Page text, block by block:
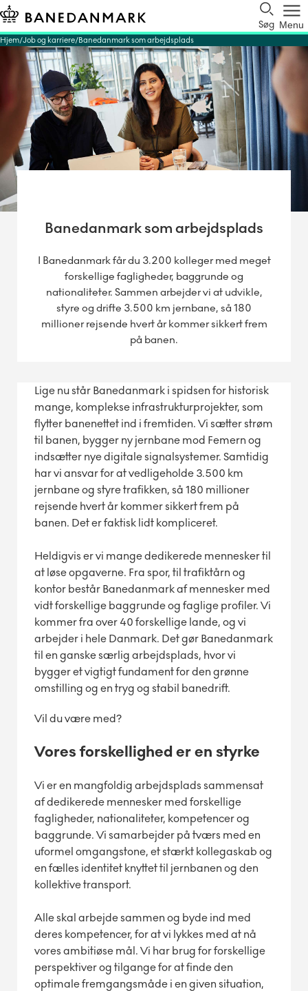
Søg Menu
Hjem Job og karriere Banedanmark som arbejdsplads
Banedanmark som arbejdsplads
I Banedanmark får du 3.200 kolleger med meget
forskellige fagligheder, baggrunde og
nationaliteter. Sammen arbejder vi at udvikle,
styre og drifte 3.500 km jernbane, så 180
millioner rejsende hvert år kommer sikkert frem
på banen.
Lige nu står Banedanmark i spidsen for historisk
mange, komplekse infrastrukturprojekter, som
flytter banenettet ind i fremtiden. Vi sætter strøm
til banen, bygger ny jernbane mod Femern og
indsætter nye digitale signalsystemer. Samtidig
har vi ansvar for at vedligeholde 3.500 km
jernbane og styre trafikken, så 180 millioner
rejsende hvert år kommer sikkert frem på
banen. Det er faktisk lidt kompliceret.
Heldigvis er vi mange dedikerede mennesker til
at løse opgaverne. Fra spor, til trafiktårn og
kontor består Banedanmark af mennesker med
vidt forskellige baggrunde og faglige profiler. Vi
kommer fra over 40 forskellige lande, og vi
arbejder i hele Danmark. Det gør Banedanmark
til en ganske særlig arbejdsplads, hvor vi
bygger et vigtigt fundament for den grønne
omstilling og en tryg og stabil banedrift.
Vil du være med?
Vores forskellighed er en styrke
Vi er en mangfoldig arbejdsplads sammensat
af dedikerede mennesker med forskellige
fagligheder, nationaliteter, kompetencer og
baggrunde. Vi samarbejder på tværs med en
uformel omgangstone, et stærkt kollegaskab og
en fælles identitet knyttet til jernbanen og den
kollektive transport.
Alle skal arbejde sammen og byde ind med
deres kompetencer, for at vi lykkes med at nå
vores ambitiøse mål. Vi har brug for forskellige
perspektiver og tilgange for at finde den
optimale fremgangsmåde i en given situation,